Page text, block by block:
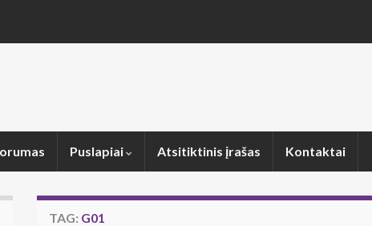
Puslapiai Atsitiktinis įrašas Kontaktai
TAG: G01